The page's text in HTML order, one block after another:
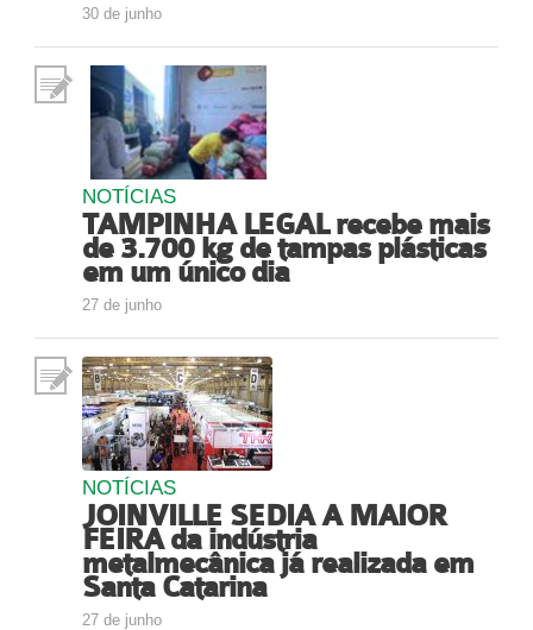
30 de junho
NOTÍCIAS
TAMPINHA LEGAL recebe mais
de 3.700 kg de tampas plásticas
em um único dia
27 de junho
NOTÍCIAS
JOINVILLE SEDIA A MAIOR
FEIRA da indústria
metalmecânica já realizada em
Santa Catarina
27 de junho